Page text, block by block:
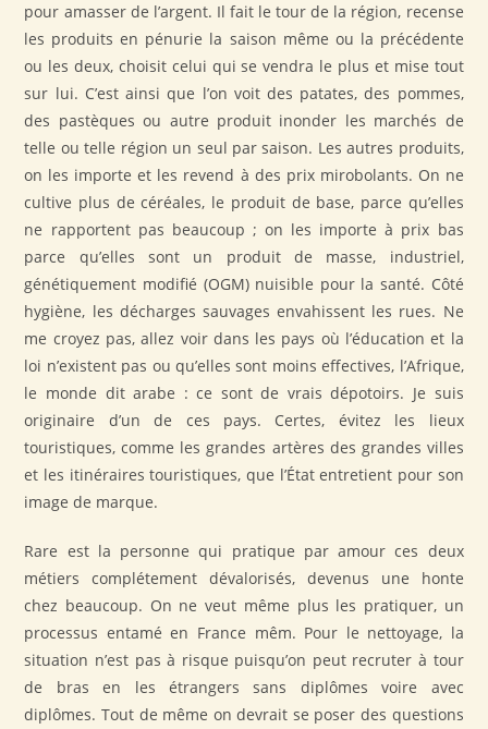
pour amasser de l’argent. Il fait le tour de la région, recense
les produits en pénurie la saison même ou la précédente
ou les deux, choisit celui qui se vendra le plus et mise tout
sur lui. C’est ainsi que l’on voit des patates, des pommes,
des pastèques ou autre produit inonder les marchés de
telle ou telle région un seul par saison. Les autres produits,
on les importe et les revend à des prix mirobolants. On ne
cultive plus de céréales, le produit de base, parce qu’elles
ne rapportent pas beaucoup ; on les importe à prix bas
parce qu’elles sont un produit de masse, industriel,
génétiquement modifié (OGM) nuisible pour la santé. Côté
hygiène, les décharges sauvages envahissent les rues. Ne
me croyez pas, allez voir dans les pays où l’éducation et la
loi n’existent pas ou qu’elles sont moins effectives, l’Afrique,
le monde dit arabe : ce sont de vrais dépotoirs. Je suis
originaire d’un de ces pays. Certes, évitez les lieux
touristiques, comme les grandes artères des grandes villes
et les itinéraires touristiques, que l’État entretient pour son
image de marque.
Rare est la personne qui pratique par amour ces deux
métiers complétement dévalorisés, devenus une honte
chez beaucoup. On ne veut même plus les pratiquer, un
processus entamé en France mêm. Pour le nettoyage, la
situation n’est pas à risque puisqu’on peut recruter à tour
de bras en les étrangers sans diplômes voire avec
diplômes. Tout de même on devrait se poser des questions